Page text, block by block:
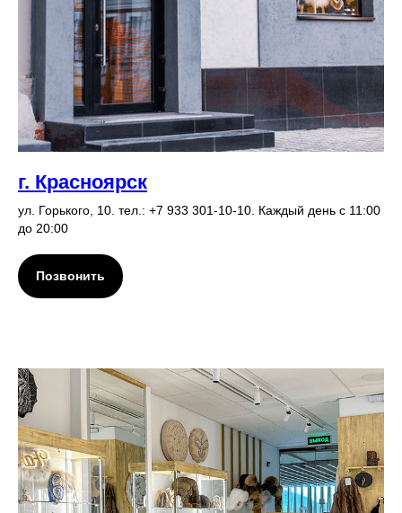
г. Красноярск
ул. Горького, 10. тел.: +7 933 301-10-10. Каждый день с 11:00
до 20:00
Позвонить